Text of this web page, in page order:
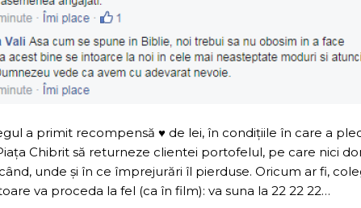
a primit recompensă ♥ de lei, în condițiile în care a
Chibrit să returneze clientei portofelul, pe care nici
unde și în ce împrejurări îl pierduse. Oricum ar fi,
va proceda la fel (ca în film): va suna la 22 22 22…